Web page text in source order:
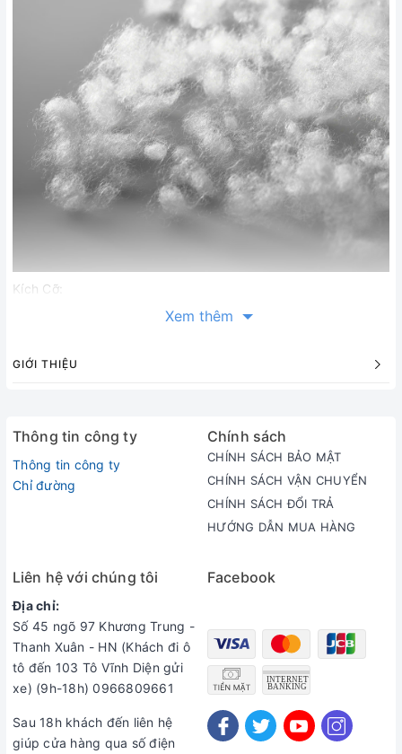
Kích Cỡ:
- Size XS: 50-60kg, chiều cao 155-165, vòng ngực 74-84,
vòng eo 68-76, mông 100 (cm)
- Size L: 75-85kg, chiều cao 175-185, vòng ngực 96-104,
- Size XL: 80-90kg, chiều cao 175-185, vòng ngực 104-112,
vòng eo 92-100, mông 120 (cm)
👉 Cam kết chất lượng và mẫu mã sản phẩm giống với hình
Xem thêm
GIỚI THIỆU
Thông tin công ty
Thông tin công ty
Chỉ đường
Chính sách
CHÍNH SÁCH BẢO MẬT
CHÍNH SÁCH VẬN CHUYỂN
CHÍNH SÁCH ĐỔI TRẢ
HƯỚNG DẪN MUA HÀNG
Liên hệ với chúng tôi
Địa chỉ:
Số 45 ngõ 97 Khương Trung -
Thanh Xuân - HN (Khách đi ô
tô đến 103 Tô Vĩnh Diện gửi
xe) (9h-18h) 0966809661
Sau 18h khách đến liên hệ
giúp cửa hàng qua số điện
Facebook